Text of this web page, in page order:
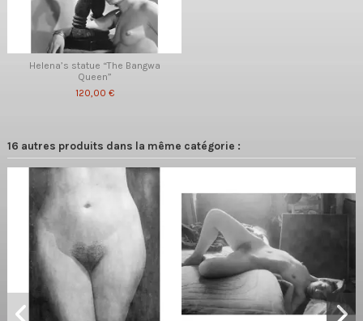
Helena’s statue “The Bangwa
Queen”
120,00 €
16 autres produits dans la même catégorie :